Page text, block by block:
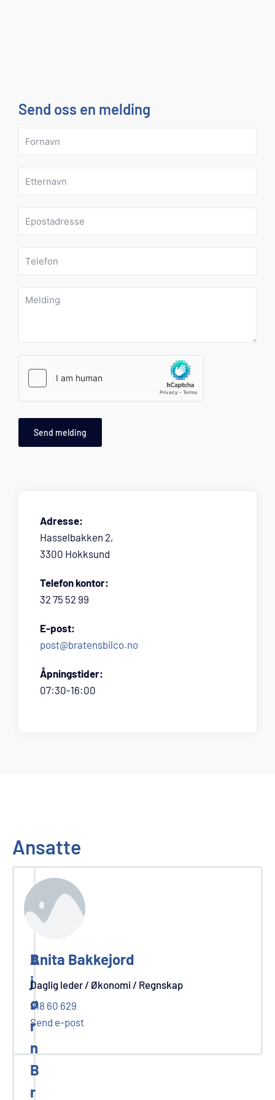
Send oss en melding
Send melding
Adresse:
Hasselbakken 2,
3300 Hokksund
Telefon kontor:
32 75 52 99
E-post:
post@bratensbilco.no
Åpningstider:
07:30-16:00
Ansatte
B
j
ø
r
n
B
r
Anita Bakkejord
Daglig leder / Økonomi / Regnskap
918 60 629
Send e-post